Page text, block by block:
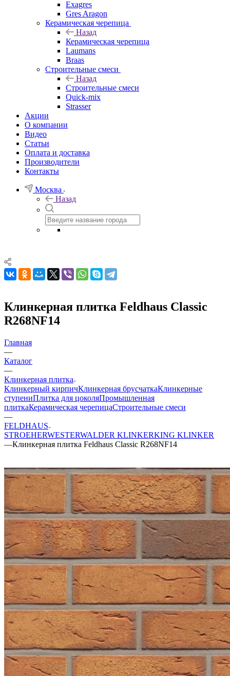
Exagres
Gres Aragon
Керамическая черепица
Назад
Керамическая черепица
Laumans
Braas
Строительные смеси
Назад
Строительные смеси
Quick-mix
Strasser
Акции
О компании
Видео
Статьи
Оплата и доставка
Производители
Контакты
Москва
Назад
Клинкерная плитка Feldhaus Classic
R268NF14
Главная
—
Каталог
—
Клинкерная плитка
Клинкерный кирпичКлинкерная брусчаткаКлинкерные
ступениПлитка для цоколяПромышленная
плиткаКерамическая черепицаСтроительные смеси
—
FELDHAUS
STROEHERWESTERWALDER KLINKERKING KLINKER
—Клинкерная плитка Feldhaus Classic R268NF14